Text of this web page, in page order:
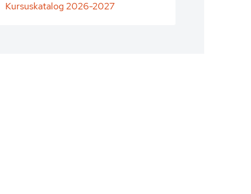
Kursuskatalog 2026-2027